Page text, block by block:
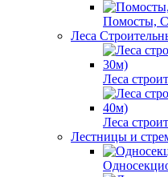
Помосты,
Леса
Леса
Леса
Лестницы и